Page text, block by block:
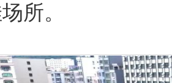
所。